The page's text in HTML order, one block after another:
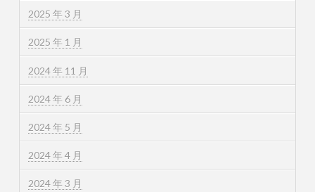
2025 年 3 月
2025 年 1 月
2024 年 11 月
2024 年 6 月
2024 年 5 月
2024 年 4 月
2024 年 3 月